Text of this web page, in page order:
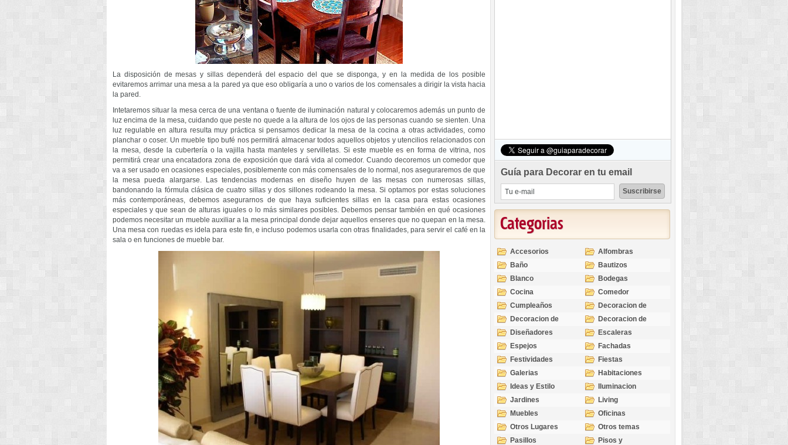
La disposición de mesas y sillas dependerá del espacio del que se disponga, y en la medida de los posible
evitaremos arrimar una mesa a la pared ya que eso obligaría a uno o varios de los comensales a dirigir la vista hacia
la pared.
Intetaremos situar la mesa cerca de una ventana o fuente de iluminación natural y colocaremos además un punto de
luz encima de la mesa, cuidando que peste no quede a la altura de los ojos de las personas cuando se sienten. Una
luz regulable en altura resulta muy práctica si pensamos dedicar la mesa de la cocina a otras actividades, como
planchar o coser. Un mueble tipo bufé nos permitirá almacenar todos aquellos objetos y utencilios relacionados con
la mesa, desde la cubertería o la vajilla hasta manteles y servilletas. Si este mueble es en forma de vitrina, nos
permitirá crear una encatadora zona de exposición que dará vida al comedor. Cuando decoremos un comedor que
va a ser usado en ocasiones especiales, posiblemente con más comensales de lo normal, nos aseguraremos de que
la mesa pueda alargarse. Las tendencias modernas en diseño huyen de las mesas con numerosas sillas,
bandonando la fórmula clásica de cuatro sillas y dos sillones rodeando la mesa. Si optamos por estas soluciones
más contemporáneas, debemos asegurarnos de que haya suficientes sillas en la casa para estas ocasiones
especiales y que sean de alturas iguales o lo más similares posibles. Debemos pensar también en qué ocasiones
podemos necesitar un mueble auxiliar a la mesa principal donde dejar aquellos enseres que no quepan en la mesa.
Una mesa con ruedas es idela para este fin, e incluso podemos usarla con otras finalidades, para servir el café en la
sala o en funciones de mueble bar.
Guía para Decorar en tu email
Categorias
Accesorios
Alfombras
Baño
Bautizos
Blanco
Bodegas
Cocina
Comedor
Cumpleaños
Decoracion de
Exteriores
Decoracion de
Interiores
Decoracion de
Ocasiones
Diseñadores
Escaleras
Espejos
Fachadas
Festividades
Fiestas
Galerias
Habitaciones
Ideas y Estilo
Iluminacion
Jardines
Living
Muebles
Oficinas
Otros Lugares
Otros temas
Pasillos
Pisos y